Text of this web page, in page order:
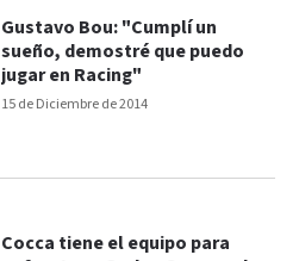
15 de Diciembre de 2014
Gustavo Bou: "Cumplí un
sueño, demostré que puedo
jugar en Racing"
Cocca tiene el equipo para